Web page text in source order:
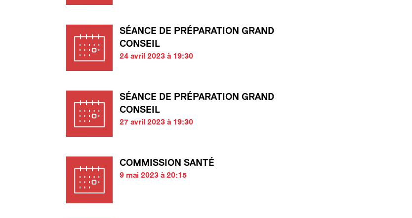
SÉANCE DE PRÉPARATION GRAND
CONSEIL
24 avril 2023 à 19:30
SÉANCE DE PRÉPARATION GRAND
CONSEIL
27 avril 2023 à 19:30
COMMISSION SANTÉ
9 mai 2023 à 20:15